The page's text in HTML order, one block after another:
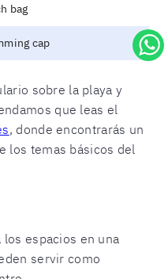
bag
cap
sobre la playa y
que leas el
, donde encontrarás un
los temas básicos del
espacios en una
servir como